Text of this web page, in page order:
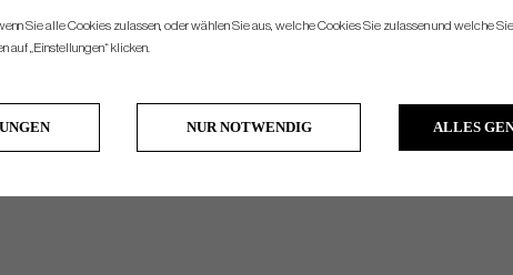
Sie alle Cookies zulassen, oder wählen Sie aus, welche Cookies Sie zulassen und welche
auf „Einstellungen“ klicken.
NUR NOTWENDIG ALLES